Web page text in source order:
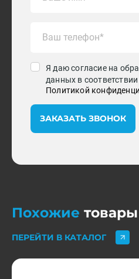
Я даю согласие на
данных в соответствии
Политикой
ЗАКАЗАТЬ ЗВОНОК
Похожие товары
ПЕРЕЙТИ В КАТАЛОГ